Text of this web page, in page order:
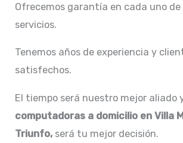
Ofrecemos garantía en cada uno
servicios.
Tenemos años de experiencia y
satisfechos.
El tiempo será nuestro mejor aliado
computadoras a domicilio en Villa
Triunfo, será tu mejor decisión.